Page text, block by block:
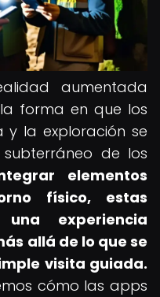
aumentada
forma en que los
y la exploración se
de los
elementos
físico, estas
una experiencia
allá de lo que se
visita guiada.
cómo las apps